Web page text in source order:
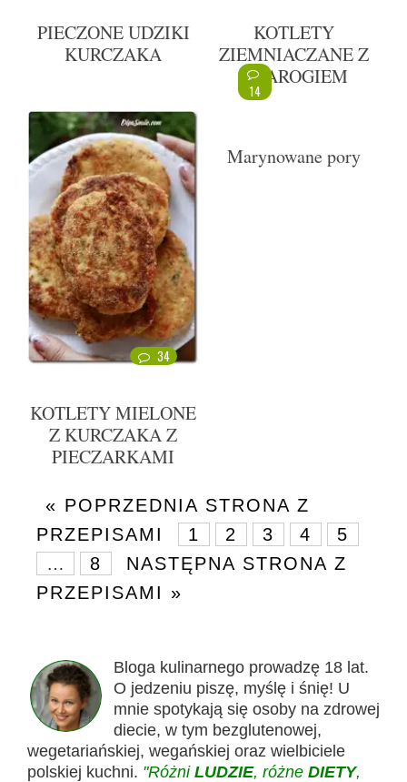
PIECZONE UDZIKI
KURCZAKA
KOTLETY
ZIEMNIACZANE Z
TWAROGIEM
34
KOTLETY MIELONE
Z KURCZAKA Z
PIECZARKAMI
14
Marynowane pory
« POPRZEDNIA STRONA Z
PRZEPISAMI
1 2 3 4
5
…
8
NASTĘPNA STRONA Z
PRZEPISAMI »
Bloga kulinarnego prowadzę 18 lat.
O jedzeniu piszę, myślę i śnię! U
mnie spotykają się osoby na zdrowej
diecie, w tym bezglutenowej,
wegetariańskiej, wegańskiej oraz wielbiciele
polskiej kuchni. "Różni LUDZIE, różne DIETY,